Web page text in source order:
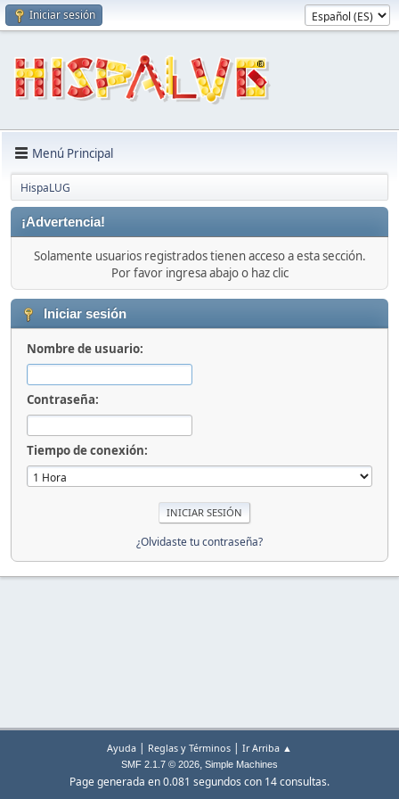
Iniciar sesión
Menú Principal
HispaLUG
¡Advertencia!
Solamente usuarios registrados tienen acceso a esta sección.
Por favor ingresa abajo o haz clic
Iniciar sesión
Nombre de usuario:
Contraseña:
Tiempo de conexión:
¿Olvidaste tu contraseña?
Ayuda | Reglas y Términos | Ir Arriba ▲
SMF 2.1.7 © 2026, Simple Machines
Page generada en 0.081 segundos con 14 consultas.